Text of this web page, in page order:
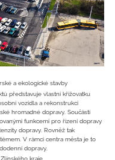
a ekologické stavby
představuje vlastní křižovatku
vozidla a rekonstrukci
hromadné dopravy. Součástí
funkcemi pro řízení dopravy
dopravy. Rovněž tak
V rámci centra města je to
dopravy.